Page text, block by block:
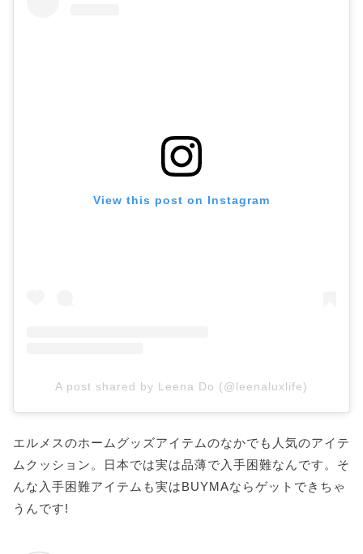
View this post on Instagram
A post shared by Leena Do (@leenaluxlife)
エルメスのホームグッズアイテムのなかでも人気のアイテ
ムクッション。日本では実は品薄で入手困難なんです。そ
んな入手困難アイテムも実はBUYMAならゲットできちゃ
うんです!